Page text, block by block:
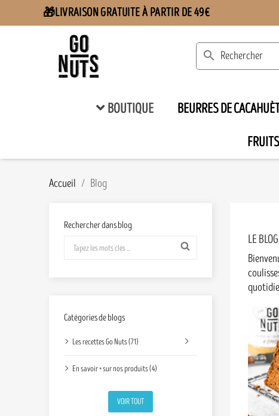
🎁LIVRAISON GRATUITE À PARTIR DE 49€
search
BOUTIQUE BEURRES DE
Accueil Blog
Rechercher dans blog
Catégories de blogs
Les recettes Go Nuts (71)
En savoir + sur nos produits (4)
VOIR TOUT
LE